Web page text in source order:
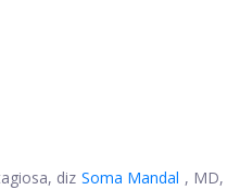
diz Soma Mandal , MD,